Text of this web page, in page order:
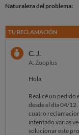
Naturaleza del problema:
TU RECLAMACIÓN
C. J.
A: Zooplus
Hola,
Realicé un pedido
desde el día 04/12.
cuatro
intentado varias
solucionar este